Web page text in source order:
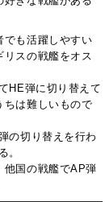
でも活躍しやすい
リスの戦艦をオス
HE弾に切り替えて
ちは難しいもので
の切り替えを行わ
。
他国の戦艦でAP弾